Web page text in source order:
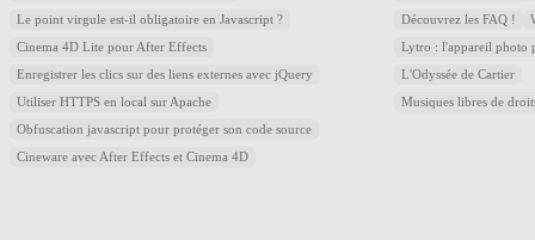
Le point virgule est-il obligatoire en Javascript ?
Cinema 4D Lite pour After Effects
Enregistrer les clics sur des liens externes avec jQuery
Utiliser HTTPS en local sur Apache
Obfuscation javascript pour protéger son code source
Cineware avec After Effects et Cinema 4D
Découvrez les FAQ !
Lytro : l'appareil photo
L'Odyssée de Cartier
Musiques libres de